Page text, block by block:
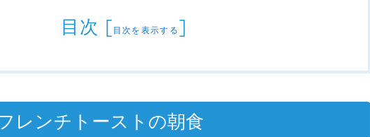
目次 [目次を表示する ]
レンチトーストの朝食